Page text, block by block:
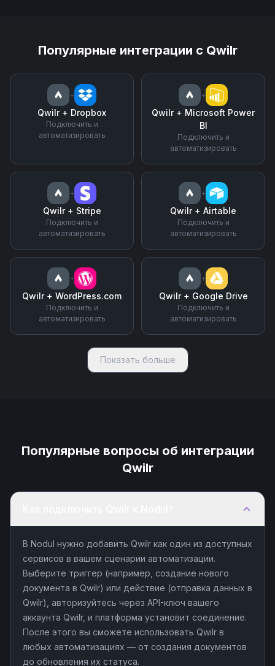
Популярные интеграции с Qwilr
+
Qwilr+ Dropbox
Подключить и
автоматизировать
+
Qwilr+ Microsoft Power
BI
Подключить и
автоматизировать
+
Qwilr+ Stripe
Подключить и
автоматизировать
+
Qwilr+ Airtable
Подключить и
автоматизировать
+
Qwilr+ WordPress.com
Подключить и
автоматизировать
+
Qwilr+ Google Drive
Подключить и
автоматизировать
Показать больше
Популярные вопросы об интеграции
Qwilr
В Nodul нужно добавить Qwilr как один из доступных
сервисов в вашем сценарии автоматизации.
Выберите триггер (например, создание нового
документа в Qwilr) или действие (отправка данных в
Qwilr), авторизуйтесь через API-ключ вашего
аккаунта Qwilr, и платформа установит соединение.
После этого вы сможете использовать Qwilr в
любых автоматизациях — от создания документов
до обновления их статуса.